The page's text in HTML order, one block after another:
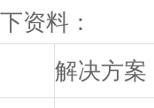
资料：
解决方案